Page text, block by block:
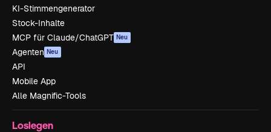
KI-Stimmengenerator
Stock-Inhalte
MCP für Claude/ChatGPT Neu
Agenten Neu
API
Mobile App
Alle Magnific-Tools
Loslegen